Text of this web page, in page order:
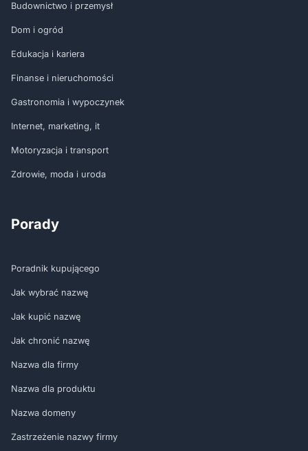
Budownictwo i przemysł
Dom i ogród
Edukacja i kariera
Finanse i nieruchomości
Gastronomia i wypoczynek
Internet, marketing, it
Motoryzacja i transport
Zdrowie, moda i uroda
Porady
Poradnik kupującego
Jak wybrać nazwę
Jak kupić nazwę
Jak chronić nazwę
Nazwa dla firmy
Nazwa dla produktu
Nazwa domeny
Zastrzeżenie nazwy firmy